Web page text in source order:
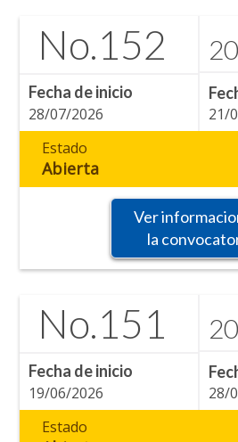
No.152
Fecha de inicio
28/07/2026
21/
Estado
Abierta
Ver
la
No.151
Fecha de inicio
19/06/2026
28/
Estado